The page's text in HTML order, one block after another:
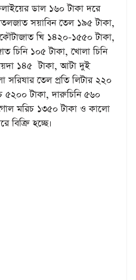
ডাল ১৬০ টাকা দরে
সয়াবিন তেল ১৯৫ টাকা,
ঘি ১৪২০-১৫৫০ টাকা,
চিনি ১০৫ টাকা, খোলা চিনি
১৪৫ টাকা, আটা দুই
সরিষার তেল প্রতি লিটার ২২০
৫২০০ টাকা, দারুচিনি ৫৬০
মরিচ ১৩৫০ টাকা ও কালো
বিক্রি হচ্ছে।